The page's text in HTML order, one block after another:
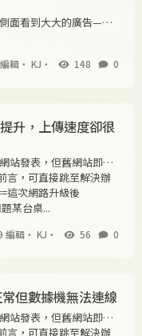
面看到大大的廣告—
』，一直想看看展覽的
我硬是拖了一個多月才
輯・ KJ ・ 148 0
升，上傳速度卻很
站發表，但舊網站即將
紀錄！
言，可直接跳至解決辦
這次網路升級後
某台桌...
編輯・ KJ ・ 56 0
但數據機無法連線
站發表，但舊網站即將
紀錄！
言，可直接跳至解決辦